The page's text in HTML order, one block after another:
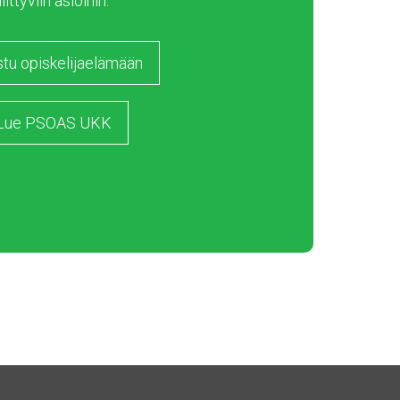
opiskelijaelämään
PSOAS UKK